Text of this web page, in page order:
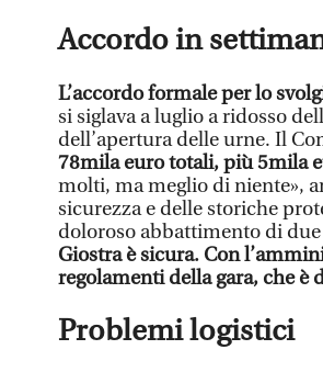
Accordo in
L’accordo formale per lo
si siglava a luglio a ridosso
dell’apertura delle urne. Il
78mila euro totali, più 5mila
molti, ma meglio di niente»,
sicurezza e delle storiche
doloroso abbattimento di
Giostra è sicura. Con
regolamenti della gara, che è
Problemi logistici